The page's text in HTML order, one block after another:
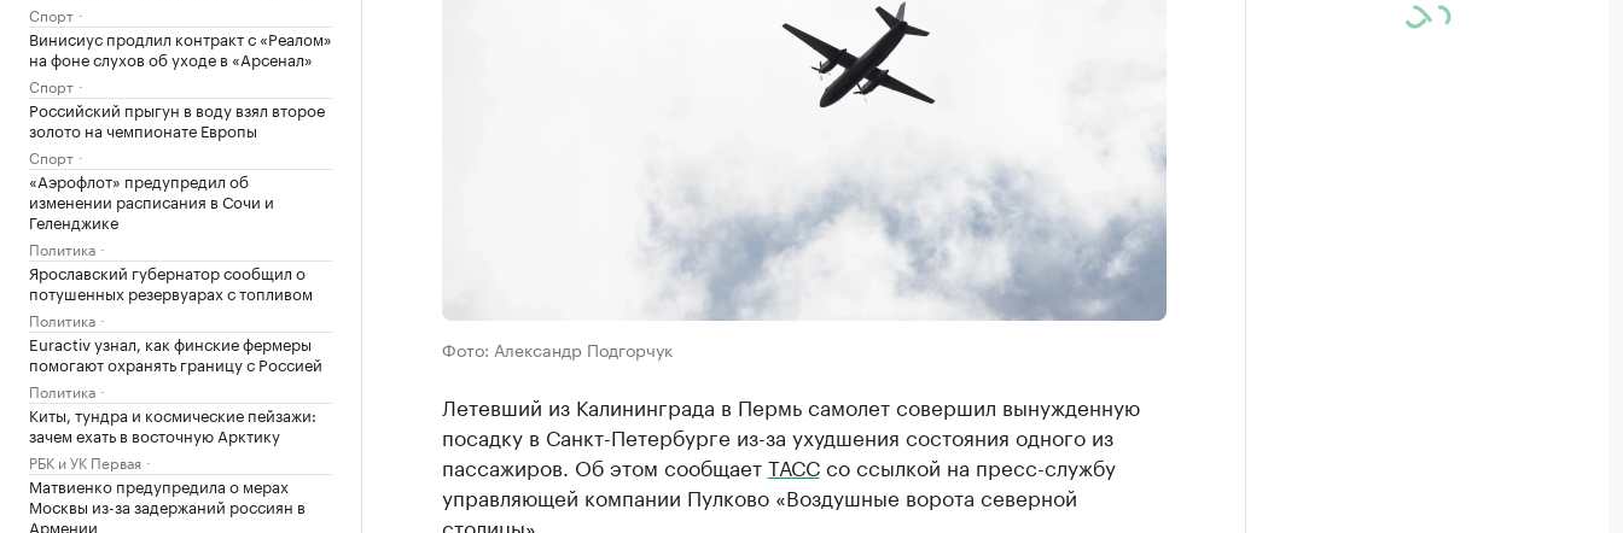
Спорт
Винисиус продлил контракт с «Реалом»
на фоне слухов об уходе в «Арсенал»
Спорт
Российский прыгун в воду взял второе
золото на чемпионате Европы
Спорт
«Аэрофлот» предупредил об
изменении расписания в Сочи и
Геленджике
Политика
Ярославский губернатор сообщил о
потушенных резервуарах с топливом
Политика
Euractiv узнал, как финские фермеры
помогают охранять границу с Россией
Политика
Киты, тундра и космические пейзажи:
зачем ехать в восточную Арктику
РБК и УК Первая
Матвиенко предупредила о мерах
Москвы из-за задержаний россиян в
Армении
Фото: Александр Подгорчук
Летевший из Калининграда в Пермь самолет совершил вынужденную
посадку в Санкт-Петербурге из-за ухудшения состояния одного из
пассажиров. Об этом сообщаетТАССсо ссылкой на пресс-службу
управляющей компании Пулково «Воздушные ворота северной
столицы».